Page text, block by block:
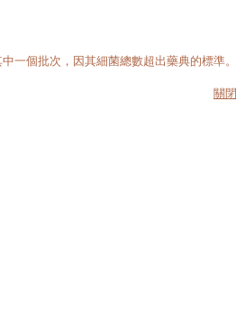
一個批次，因其細菌總數超出藥典的標準。
關閉